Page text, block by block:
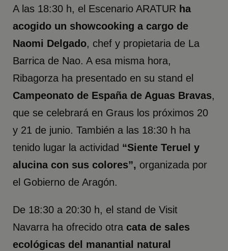
A las 18:30 h, el Escenario ARATUR ha
acogido un showcooking a cargo de
Naomi Delgado, chef y propietaria de La
Barrica de Nao. A esa misma hora,
Ribagorza ha presentado en su stand el
Campeonato de España de Aguas Bravas,
que se celebrará en Graus los próximos 20
y 21 de junio. También a las 18:30 h ha
tenido lugar la actividad “Siente Teruel y
alucina con sus colores”, organizada por
el Gobierno de Aragón.
De 18:30 a 20:30 h, el stand de Visit
Navarra ha ofrecido otracata de sales
ecológicas del manantial natural